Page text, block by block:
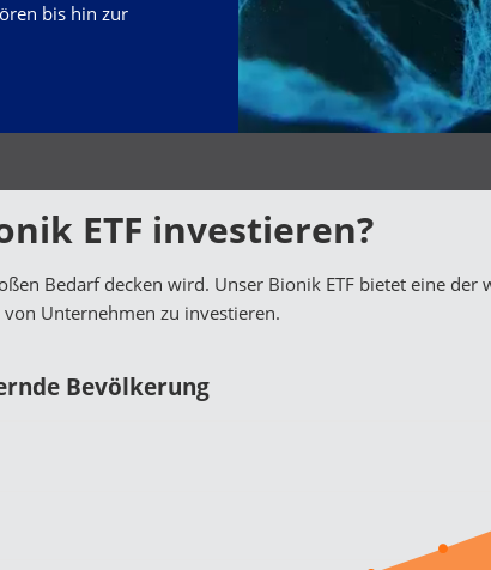
bis hin zur
ETF investieren?
Bedarf decken wird. Unser Bionik ETF bietet eine der
Unternehmen zu investieren.
Bevölkerung